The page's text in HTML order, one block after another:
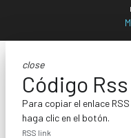
close
Código Rss
Para copiar el enlace
haga clic en el botón.
RSS link